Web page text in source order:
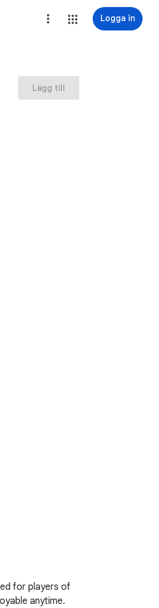
Logga in
Lägg till
for players of
anytime.